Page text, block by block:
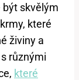
být skvělým
které
živiny a
různými
které